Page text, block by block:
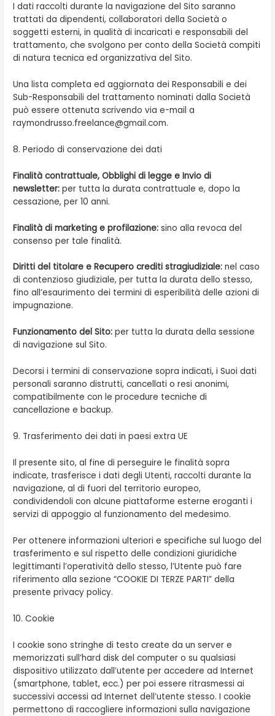
I dati raccolti durante la navigazione del Sito saranno
trattati da dipendenti, collaboratori della Società o
soggetti esterni, in qualità di incaricati e responsabili del
trattamento, che svolgono per conto della Società compiti
di natura tecnica ed organizzativa del Sito.
Una lista completa ed aggiornata dei Responsabili e dei
Sub-Responsabili del trattamento nominati dalla Società
può essere ottenuta scrivendo via e-mail a
raymondrusso.freelance@gmail.com.
8. Periodo di conservazione dei dati
Finalità contrattuale, Obblighi di legge e Invio di
newsletter: per tutta la durata contrattuale e, dopo la
cessazione, per 10 anni.
Finalità di marketing e profilazione: sino alla revoca del
consenso per tale finalità.
Diritti del titolare e Recupero crediti stragiudiziale: nel caso
di contenzioso giudiziale, per tutta la durata dello stesso,
fino all’esaurimento dei termini di esperibilità delle azioni di
impugnazione.
Funzionamento del Sito: per tutta la durata della sessione
di navigazione sul Sito.
Decorsi i termini di conservazione sopra indicati, i Suoi dati
personali saranno distrutti, cancellati o resi anonimi,
compatibilmente con le procedure tecniche di
cancellazione e backup.
9. Trasferimento dei dati in paesi extra UE
Il presente sito, al fine di perseguire le finalità sopra
indicate, trasferisce i dati degli Utenti, raccolti durante la
navigazione, al di fuori del territorio europeo,
condividendoli con alcune piattaforme esterne eroganti i
servizi di appoggio al funzionamento del medesimo.
Per ottenere informazioni ulteriori e specifiche sul luogo del
trasferimento e sul rispetto delle condizioni giuridiche
legittimanti l’operatività dello stesso, l’Utente può fare
riferimento alla sezione “COOKIE DI TERZE PARTI” della
presente privacy policy.
10. Cookie
I cookie sono stringhe di testo create da un server e
memorizzati sull’hard disk del computer o su qualsiasi
dispositivo utilizzato dall’utente per accedere ad Internet
(smartphone, tablet, ecc.) per poi essere ritrasmessi ai
successivi accessi ad Internet dell’utente stesso. I cookie
permettono di raccogliere informazioni sulla navigazione